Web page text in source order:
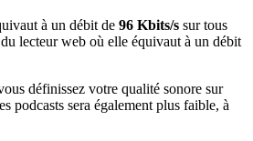
à un débit de 96 Kbits/s sur tous
lecteur web où elle équivaut à un débit
définissez votre qualité sonore sur
podcasts sera également plus faible, à